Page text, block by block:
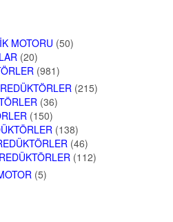
MOTORU (50)
(20)
(981)
(215)
(36)
(150)
(138)
(46)
(112)
(5)